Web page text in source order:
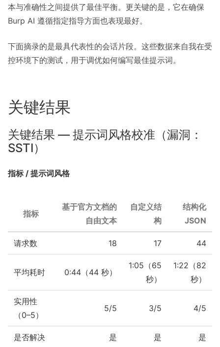
本与准确性之间提供了最佳平衡。更关键的是，它在确保
Burp AI 遵循指定指导方面也表现最好。
下面摘录的是最具代表性的会话片段。这些数据来自我在受
控环境下的测试，用于调优如何编写最佳提示词。
关键结果
关键结果 — 提示词风格校准（漏洞：
SSTI）
指标 / 提示词风格
指标
基于官方文档的
自由文本
自定义结
构
结构化
JSON
请求数 18 17 44
平均耗时 0:44（44 秒）
1:05（65
秒）
1:22（82
秒）
实用性
（0–5）
5/5 3/5 4/5
是否解决 是 是 是